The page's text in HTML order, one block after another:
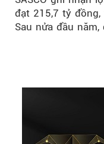
đạt 215,7 tỷ
Sau nửa đầu